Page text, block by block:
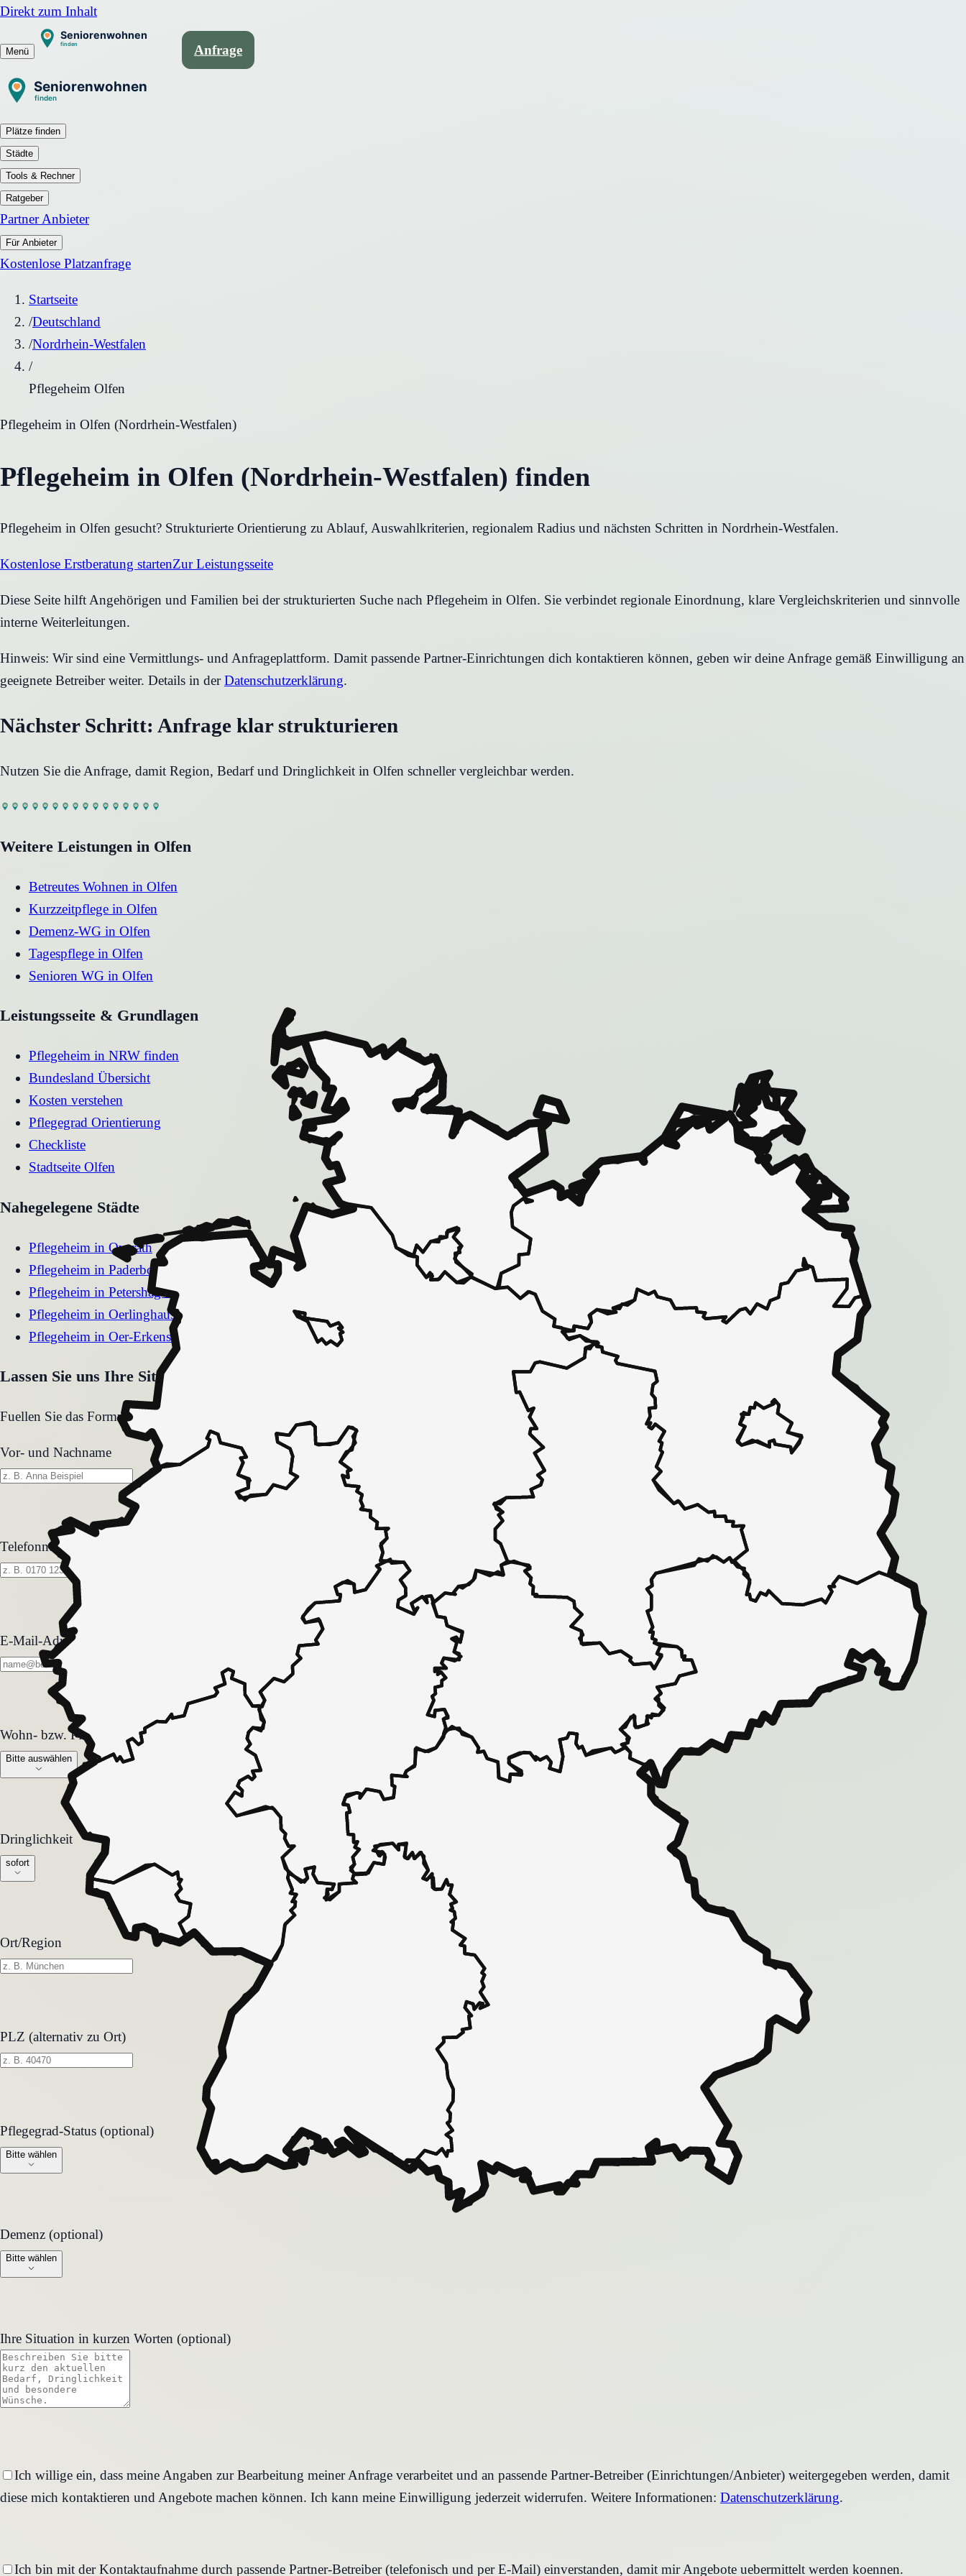
Direkt zum Inhalt
Menü Anfrage
Plätze finden
Städte
Tools & Rechner
Ratgeber
Partner Anbieter
Für Anbieter
Kostenlose Platzanfrage
Startseite
/Deutschland
/Nordrhein-Westfalen
/
Pflegeheim Olfen
Pflegeheim in Olfen (Nordrhein-Westfalen)
Pflegeheim in Olfen (Nordrhein-Westfalen) finden
Pflegeheim in Olfen gesucht? Strukturierte Orientierung zu Ablauf, Auswahlkriterien, regionalem Radius und nächsten Schritten in Nordrhein-Westfalen.
Kostenlose Erstberatung startenZur Leistungsseite
Diese Seite hilft Angehörigen und Familien bei der strukturierten Suche nach Pflegeheim in Olfen. Sie verbindet regionale Einordnung, klare Vergleichskriterien und sinnvolle
interne Weiterleitungen.
Hinweis: Wir sind eine Vermittlungs- und Anfrageplattform. Damit passende Partner-Einrichtungen dich kontaktieren können, geben wir deine Anfrage gemäß Einwilligung an
geeignete Betreiber weiter. Details in der Datenschutzerklärung.
Nächster Schritt: Anfrage klar strukturieren
Nutzen Sie die Anfrage, damit Region, Bedarf und Dringlichkeit in Olfen schneller vergleichbar werden.
Weitere Leistungen in Olfen
Betreutes Wohnen in Olfen
Kurzzeitpflege in Olfen
Demenz-WG in Olfen
Tagespflege in Olfen
Senioren WG in Olfen
Leistungsseite & Grundlagen
Pflegeheim in NRW finden
Bundesland Übersicht
Kosten verstehen
Pflegegrad Orientierung
Checkliste
Stadtseite Olfen
Nahegelegene Städte
Pflegeheim in Overath
Pflegeheim in Paderborn
Pflegeheim in Petershagen
Pflegeheim in Oerlinghausen
Pflegeheim in Oer-Erkenschwick
Lassen Sie uns Ihre Situation gemeinsam klären - in 30 Sekunden zu einem Pflegeplatz
Fuellen Sie das Formular aus. Wir melden uns zeitnah und unverbindlich bei Ihnen.
Vor- und Nachname
Telefonnummer
E-Mail-Adresse
Wohn- bzw. Pflegeform
Wohn- bzw. Pflegeform
Bitte auswählen
Dringlichkeit
Dringlichkeit
sofort
Ort/Region
PLZ (alternativ zu Ort)
Pflegegrad-Status (optional)
Pflegegrad-Status (optional)
Bitte wählen
Demenz (optional)
Demenz (optional)
Bitte wählen
Ihre Situation in kurzen Worten (optional)
Ich willige ein, dass meine Angaben zur Bearbeitung meiner Anfrage verarbeitet und an passende Partner-Betreiber (Einrichtungen/Anbieter) weitergegeben werden, damit
diese mich kontaktieren und Angebote machen können. Ich kann meine Einwilligung jederzeit widerrufen. Weitere Informationen: Datenschutzerklärung.
Ich bin mit der Kontaktaufnahme durch passende Partner-Betreiber (telefonisch und per E-Mail) einverstanden, damit mir Angebote uebermittelt werden koennen.